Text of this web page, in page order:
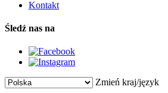
Kontakt
Śledź nas na
Zmień kraj/język